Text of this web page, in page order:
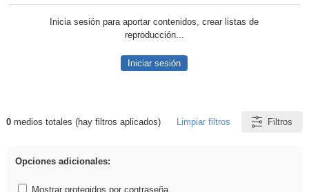
Inicia sesión para aportar contenidos, crear listas de
reproducción...
Iniciar sesión
Resultados de: flecha
0medios totales (hay filtros aplicados) Limpiar filtros Filtros
Opciones adicionales:
Mostrar protegidos por contraseña